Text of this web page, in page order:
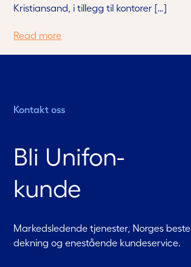
Kristiansand, i tillegg til kontorer […]
Read more
Kontakt oss
Bli Unifon-
kunde
Markedsledende tjenester, Norges beste
dekning og enestående kundeservice.